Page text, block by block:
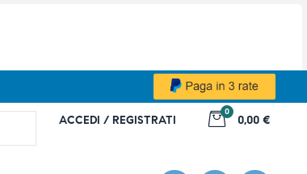
ACCEDI / REGISTRATI
0
0,00 €